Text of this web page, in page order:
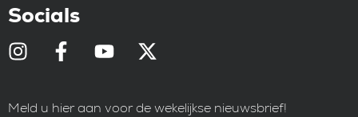
Socials
Meld u hier aan voor de wekelijkse nieuwsbrief!